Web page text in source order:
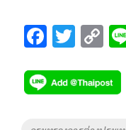
F
e
b
T
tt
er
C
p
y